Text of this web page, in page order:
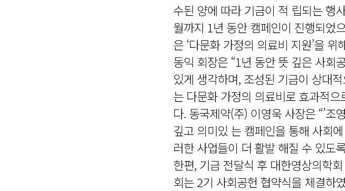
수된 양에 따라 기금이 적 립되는 행
월까지 1년 동안 캠페인이 진행되었
은 ‘다문화 가정의 의료비 지원’을
동익 회장은 “1년 동안 뜻 깊은 사회
있게 생각하며, 조성된 기금이 상대
는 다문화 가정의 의료비로 효과적
다. 동국제약(주) 이영욱 사장은 “’
깊고 의미있 는 캠페인을 통해 사회
러한 사업들이 더 활발 해질 수 있도
한편, 기금 전달식 후 대한영상의학
회는 2기 사회공헌 협약식을 체결하